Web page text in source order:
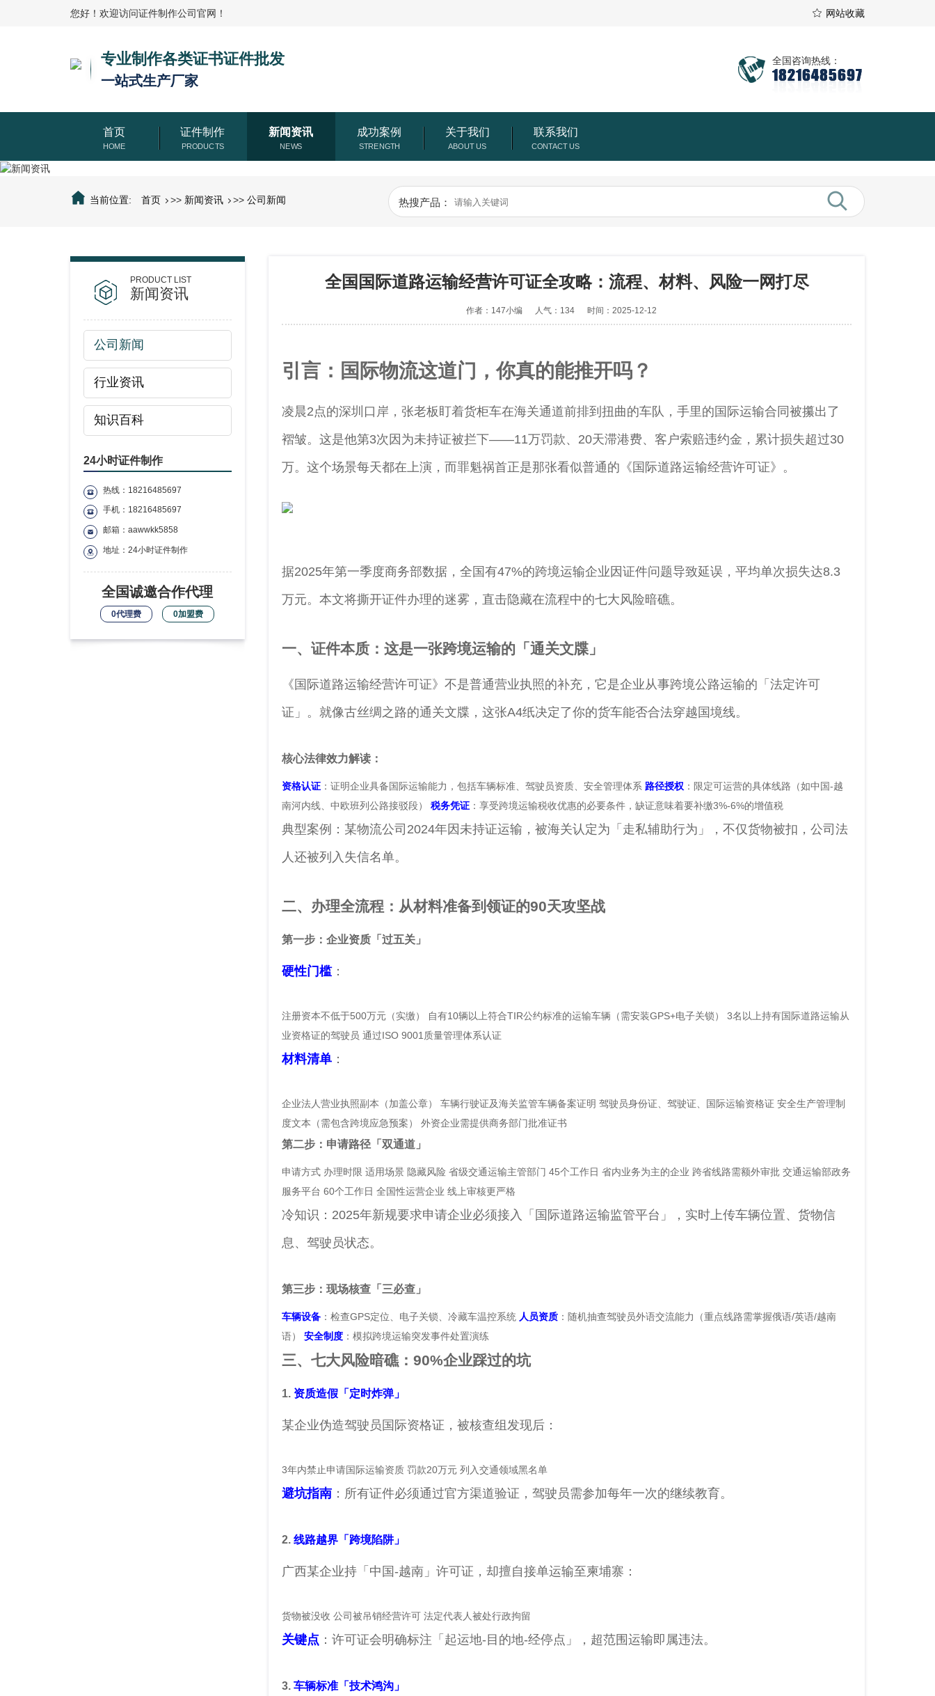
您好！欢迎访问证件制作公司官网！ 网站收藏
专业制作各类证书证件批发
一站式生产厂家
全国咨询热线：
18216485697
首页 证件制作 新闻资讯 成功案例 关于我们 联系我们
当前位置: 首页 >> 新闻资讯 >>公司新闻 热搜产品：
新闻资讯
公司新闻
行业资讯
知识百科
24小时证件制作
热线：18216485697
手机：18216485697
邮箱：aawwkk5858
地址：24小时证件制作
全国诚邀合作代理
0代理费 0加盟费
全国国际道路运输经营许可证全攻略：流程、材料、风险一网打尽
作者：147小编 人气：134 时间：2025-12-12
引言：国际物流这道门，你真的能推开吗？
凌晨2点的深圳口岸，张老板盯着货柜车在海关通道前排到扭曲的车队，手里的国际运输合同被攥出了
褶皱。这是他第3次因为未持证被拦下——11万罚款、20天滞港费、客户索赔违约金，累计损失超过30
万。这个场景每天都在上演，而罪魁祸首正是那张看似普通的《国际道路运输经营许可证》。
据2025年第一季度商务部数据，全国有47%的跨境运输企业因证件问题导致延误，平均单次损失达8.3
万元。本文将撕开证件办理的迷雾，直击隐藏在流程中的七大风险暗礁。
一、证件本质：这是一张跨境运输的「通关文牒」
《国际道路运输经营许可证》不是普通营业执照的补充，它是企业从事跨境公路运输的「法定许可
证」。就像古丝绸之路的通关文牒，这张A4纸决定了你的货车能否合法穿越国境线。
核心法律效力解读：
资格认证 ：证明企业具备国际运输能力，包括车辆标准、驾驶员资质、安全管理体系 路径授权 ：限定可运营的具体线路（如中国-越
南河内线、中欧班列公路接驳段）税务凭证 ：享受跨境运输税收优惠的必要条件，缺证意味着要补缴3%-6%的增值税
典型案例：某物流公司2024年因未持证运输，被海关认定为「走私辅助行为」，不仅货物被扣，公司法
人还被列入失信名单。
二、办理全流程：从材料准备到领证的90天攻坚战
第一步：企业资质「过五关」
硬性门槛：
注册资本不低于500万元（实缴） 自有10辆以上符合TIR公约标准的运输车辆（需安装GPS+电子关锁） 3名以上持有国际道路运输从
业资格证的驾驶员 通过ISO 9001质量管理体系认证
材料清单 ：
企业法人营业执照副本（加盖公章） 车辆行驶证及海关监管车辆备案证明 驾驶员身份证、驾驶证、国际运输资格证 安全生产管理制
度文本（需包含跨境应急预案） 外资企业需提供商务部门批准证书
第二步：申请路径「双通道」
申请方式 办理时限 适用场景 隐藏风险 省级交通运输主管部门 45个工作日 省内业务为主的企业 跨省线路需额外审批 交通运输部政务
服务平台 60个工作日 全国性运营企业 线上审核更严格
冷知识：2025年新规要求申请企业必须接入「国际道路运输监管平台」，实时上传车辆位置、货物信
息、驾驶员状态。
第三步：现场核查「三必查」
车辆设备 ：检查GPS定位、电子关锁、冷藏车温控系统 人员资质 ：随机抽查驾驶员外语交流能力（重点线路需掌握俄语/英语/越南
语）安全制度 ：模拟跨境运输突发事件处置演练
三、七大风险暗礁：90%企业踩过的坑
1. 资质造假「定时炸弹」
某企业伪造驾驶员国际资格证，被核查组发现后：
3年内禁止申请国际运输资质 罚款20万元 列入交通领域黑名单
避坑指南 ：所有证件必须通过官方渠道验证，驾驶员需参加每年一次的继续教育。
2.线路越界「跨境陷阱」
广西某企业持「中国-越南」许可证，却擅自接单运输至柬埔寨：
货物被没收 公司被吊销经营许可 法定代表人被处行政拘留
关键点 ：许可证会明确标注「起运地-目的地-经停点」，超范围运输即属违法。
3.车辆标准「技术鸿沟」